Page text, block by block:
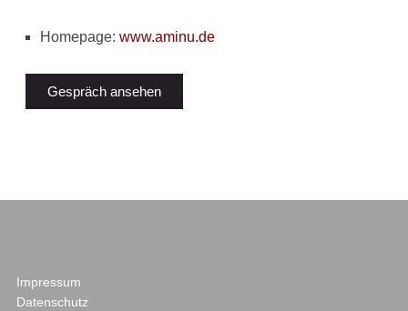
Homepage: www.aminu.de
Gespräch ansehen
Impressum
Datenschutz